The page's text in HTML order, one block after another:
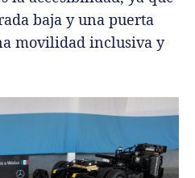
baja y una puerta
movilidad inclusiva y